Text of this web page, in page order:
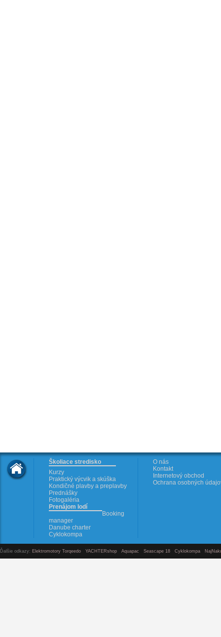
Školiace stredisko
Kurzy
Praktický výcvik a skúška
Kondičné plavby a preplavby
Prednášky
Fotogaléria
Prenájom lodí
Booking
manager
Danube charter
Cyklokompa
O nás
Kontakt
Internetový obchod
Ochrana osobných
Ďalšie odkazy: Elektromotory Torqeedo YACHTERshop Aquapac Seascape 18 Cyklokompa